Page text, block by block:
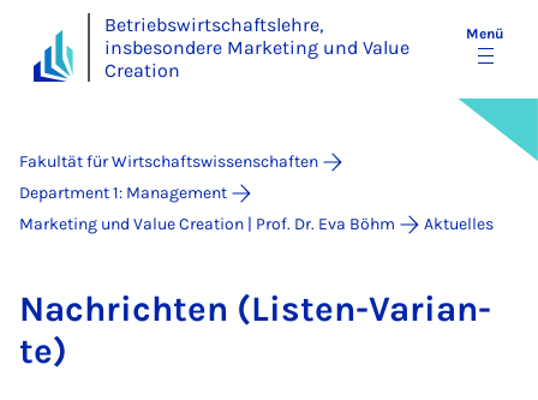
Betriebswirtschaftslehre,
insbesondere Marketing und Value
Creation
Menü
Fakultät für Wirtschaftswissenschaften
Department 1: Management
Marketing und Value Creation | Prof. Dr. Eva Böhm
Aktuelles
Nach­rich­ten (Lis­ten-Va­ri­a­n­
te)